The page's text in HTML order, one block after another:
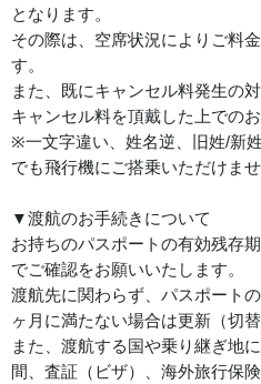
となります。
その際は、空席状況によりご料
す。
また、既にキャンセル料発生の
キャンセル料を頂戴した上での
※一文字違い、姓名逆、旧姓/新
でも飛行機にご搭乗いただけませ
▼渡航のお手続きについて
お持ちのパスポートの有効残存
でご確認をお願いいたします。
渡航先に関わらず、パスポート
ヶ月に満たない場合は更新（切
また、渡航する国や乗り継ぎ地
間、査証（ビザ）、海外旅行保